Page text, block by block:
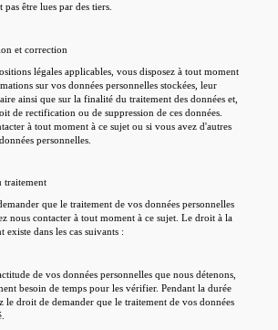
pas être lues par des tiers.
et correction
légales applicables, vous disposez à tout moment
sur vos données personnelles stockées, leur
ainsi que sur la finalité du traitement des données et,
de rectification ou de suppression de ces données.
à tout moment à ce sujet ou si vous avez d'autres
personnelles.
traitement
que le traitement de vos données personnelles
nous contacter à tout moment à ce sujet. Le droit à la
dans les cas suivants :
de vos données personnelles que nous détenons,
besoin de temps pour les vérifier. Pendant la durée
le droit de demander que le traitement de vos données